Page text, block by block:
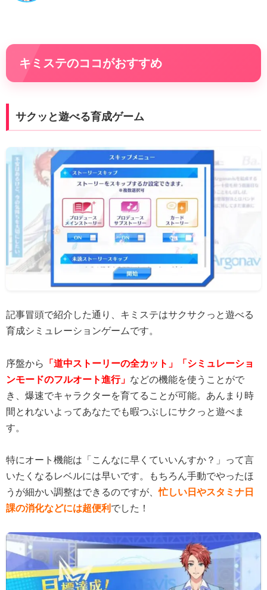
キミステのココがおすすめ
サクッと遊べる育成ゲーム
記事冒頭で紹介した通り、キミステはサクサクっと遊べる
育成シミュレーションゲームです。
序盤から
「道中ストーリーの全カット」「シミュレーショ
ンモードのフルオート進行」 などの機能を使うことがで
き、爆速でキャラクターを育てることが可能。あんまり時
間とれないよってあなたでも暇つぶしにサクっと遊べま
す。
特にオート機能は「こんなに早くていいんすか？」って言
いたくなるレベルには早いです。もちろん手動でやったほ
うが細かい調整はできるのですが、忙しい日やスタミナ日
課の消化などには超便利 でした！